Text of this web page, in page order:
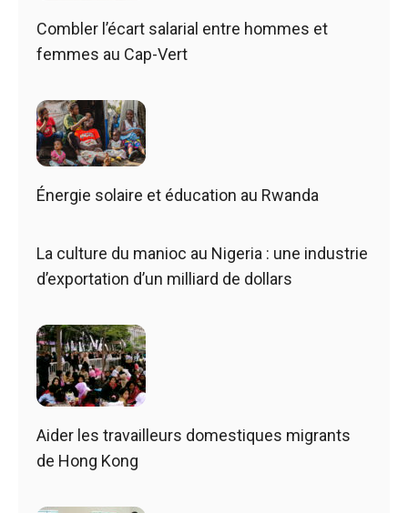
Combler l’écart salarial entre hommes et
femmes au Cap-Vert
Énergie solaire et éducation au Rwanda
La culture du manioc au Nigeria : une industrie
d’exportation d’un milliard de dollars
Aider les travailleurs domestiques migrants
de Hong Kong